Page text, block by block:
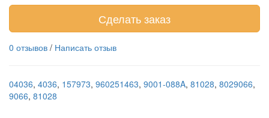
Сделать заказ
0 отзывов / Написать отзыв
04036, 4036, 157973, 960251463, 9001-088A, 81028, 8029066,
9066, 81028